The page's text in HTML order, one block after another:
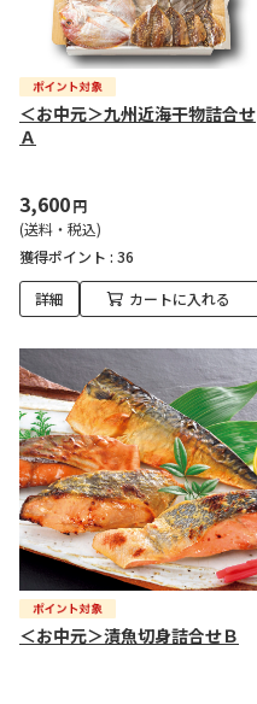
＜お中元＞九州近海干物詰合せ
Ａ
3,600円
(送料・税込)
獲得ポイント : 36
詳細 カートに入れる
＜お中元＞漬魚切身詰合せＢ